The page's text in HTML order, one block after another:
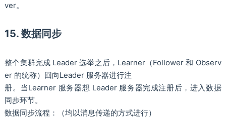
ver。
15. 数据同步
整个集群完成 Leader 选举之后，Learner（Follower 和 Observ
er 的统称）回向Leader 服务器进行注
册。当Learner 服务器想 Leader 服务器完成注册后，进入数据
同步环节。
数据同步流程：（均以消息传递的方式进行）